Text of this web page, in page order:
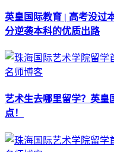
英皇国际教育 | 高考没过
分逆袭本科的优质出路
名师博客
艺术生去哪里留学？英皇
点！